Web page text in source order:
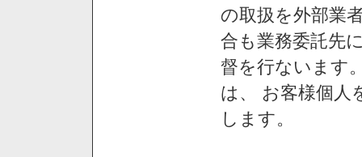
の取扱を外部業
合も業務委託先
督を行ないます
は、 お客様個人
します。